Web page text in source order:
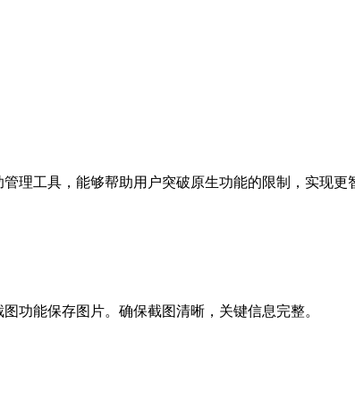
理工具，能够帮助用户突破原生功能的限制，实现更
功能保存图片。确保截图清晰，关键信息完整。